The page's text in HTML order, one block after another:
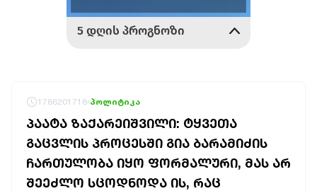
1786201718 პოლიტიკა
ᲞᲐᲐᲢᲐ ᲖᲐᲥᲐᲠᲔᲘᲨᲕᲘᲚᲘ: ᲢᲧᲕᲔᲗᲐ
ᲒᲐᲪᲕᲚᲘᲡ ᲞᲠᲝᲪᲔᲡᲨᲘ ᲒᲘᲐ ᲑᲐᲠᲐᲛᲘᲫᲘᲡ
ᲩᲐᲠᲗᲣᲚᲝᲑᲐ ᲘᲧᲝ ᲤᲝᲠᲛᲐᲚᲣᲠᲘ, ᲛᲐᲡ ᲐᲠ
ᲨᲔᲔᲫᲚᲝ ᲡᲪᲝᲓᲜᲝᲓᲐ ᲘᲡ, ᲠᲐᲪ